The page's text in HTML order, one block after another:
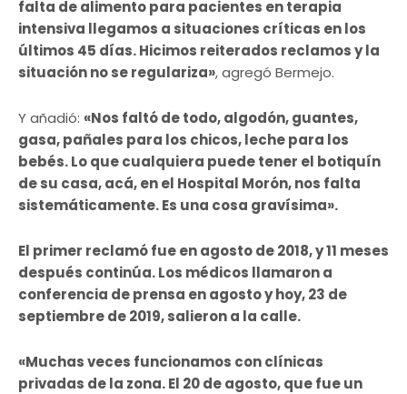
falta de alimento para pacientes en terapia
intensiva llegamos a situaciones críticas en los
últimos 45 días. Hicimos reiterados reclamos y la
situación no se regulariza», agregó Bermejo.
Y añadió: «Nos faltó de todo, algodón, guantes,
gasa, pañales para los chicos, leche para los
bebés. Lo que cualquiera puede tener el botiquín
de su casa, acá, en el Hospital Morón, nos falta
sistemáticamente. Es una cosa gravísima».
El primer reclamó fue en agosto de 2018, y 11 meses
después continúa. Los médicos llamaron a
conferencia de prensa en agosto y hoy, 23 de
septiembre de 2019, salieron a la calle.
«Muchas veces funcionamos con clínicas
privadas de la zona. El 20 de agosto, que fue un